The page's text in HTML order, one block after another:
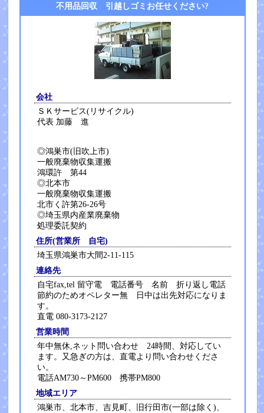
不用品回収 引越しゴミお任せください?
会社
ＳＫサービス(リサイクル)
代表 加藤 進
◎鴻巣市(旧吹上市)
一般廃棄物収集運搬
鴻環許 第44
◎北本市
一般廃棄物収集運搬
北市く許第26-26号
◎埼玉県内産業廃棄物
処理委託契約
住所(営業所 自宅)
埼玉県鴻巣市大間2-11-115
連絡先
自宅fax,tel 留守電 電話番号 名前 折り返し電話
節約のためオペレター無 日中は出先対応になりま
す。
直電 080-3173-2127
営業時間
年中無休,ネット問い合わせ 24時間、対応してい
ます。又急ぎの方は、直電より問い合わせくださ
い。
電話AM730～PM600 携帯PM800
地域エリア
鴻巣市、北本市、吉見町、旧行田市(一部は除く)、